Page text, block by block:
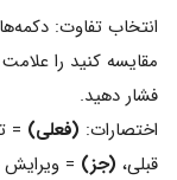
انتخاب تفاوت:
فشار دهید.
اختصارات: (فعلی) =
قبلی، (جز) =